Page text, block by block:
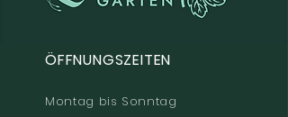
ÖFFNUNGSZEITEN
Montag bis Sonntag